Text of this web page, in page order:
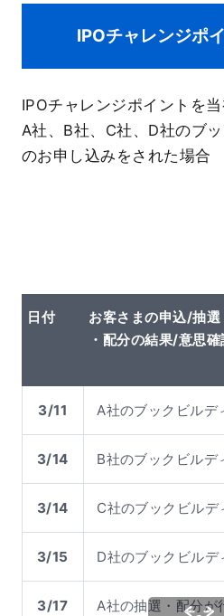
IPOチャレンジポ
IPOチャレンジポイントを
A社、B社、C社、D社のブ
のお申し込みをされた場合
日付
お客さまの申込/抽選
・配分の結果/意思確
3/11 A社のブックビルデ
3/14 B社のブックビル
3/14 C社のブックビル
3/15 D社のブックビル
3/17 A社の抽選・配分が